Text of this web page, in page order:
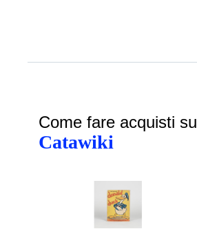
Come fare acquisti su
Catawiki